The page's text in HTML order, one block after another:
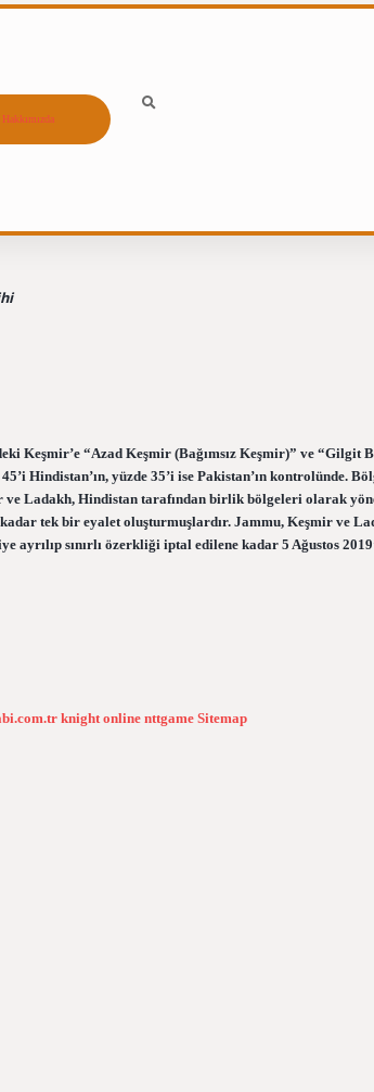
Hakkımızda
Keşmir’e “Azad Keşmir (Bağımsız Keşmir)” ve “Gilgit
Hindistan’ın, yüzde 35’i ise Pakistan’ın kontrolünde.
Ladakh, Hindistan tarafından birlik bölgeleri olarak
kadar tek bir eyalet oluşturmuşlardır. Jammu, Keşmir ve
sınırlı özerkliği iptal edilene kadar 5 Ağustos
knight online nttgame Sitemap